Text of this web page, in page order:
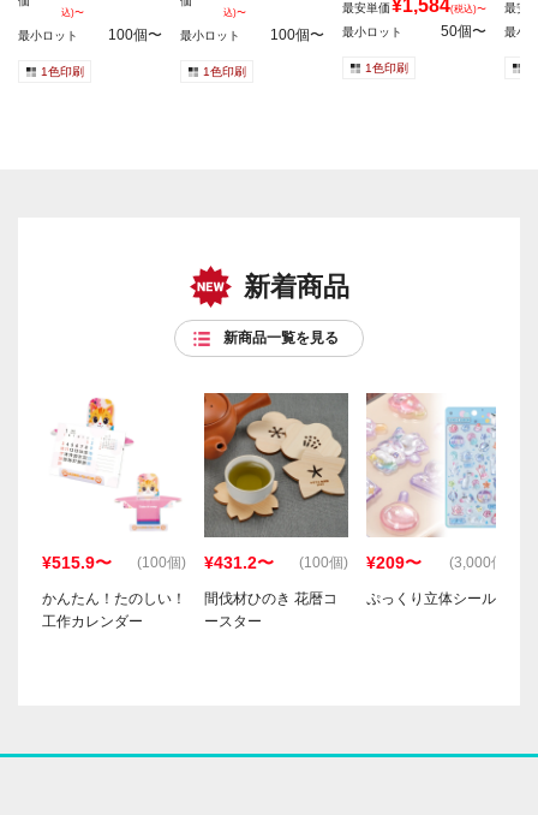
込)〜
最小ロット 100個〜
1色印刷
込)〜
最小ロット 100個〜
1色印刷
最安単価¥1,584(税込)〜
最小ロット 50個〜
1色印刷
最安
最小
新着商品
新商品一覧を見る
¥515.9〜 (100個)
かんたん！たのしい！
工作カレンダー
¥431.2〜 (100個)
間伐材ひのき 花暦コ
ースター
¥209〜 (3,000個)
ぷっくり立体シール